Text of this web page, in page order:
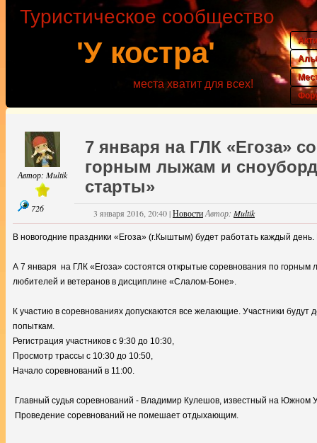
'У костра'
Туристическое сообщество
места хватит для всех!
Автор: Multik
726
7 января на ГЛК «Егоза»
горным лыжам и
старты»
3 января 2016, 20:40|НовостиАвтор: Multik
В новогодние праздники «Егоза» (г.Кыштым) будет работать каждый
А 7 января на ГЛК «Егоза» состоятся открытые соревнования по
любителей и ветеранов в дисциплине «Слалом-Боне».
К участию в соревнованиях допускаются все желающие. Участники будут
Регистрация участников с 9:30 до 10:30,
Просмотр трассы с 10:30 до 10:50,
Начало соревнований в 11:00.
Главный судья соревнований - Владимир Кулешов, известный на Южном
Проведение соревнований не помешает отдыхающим.